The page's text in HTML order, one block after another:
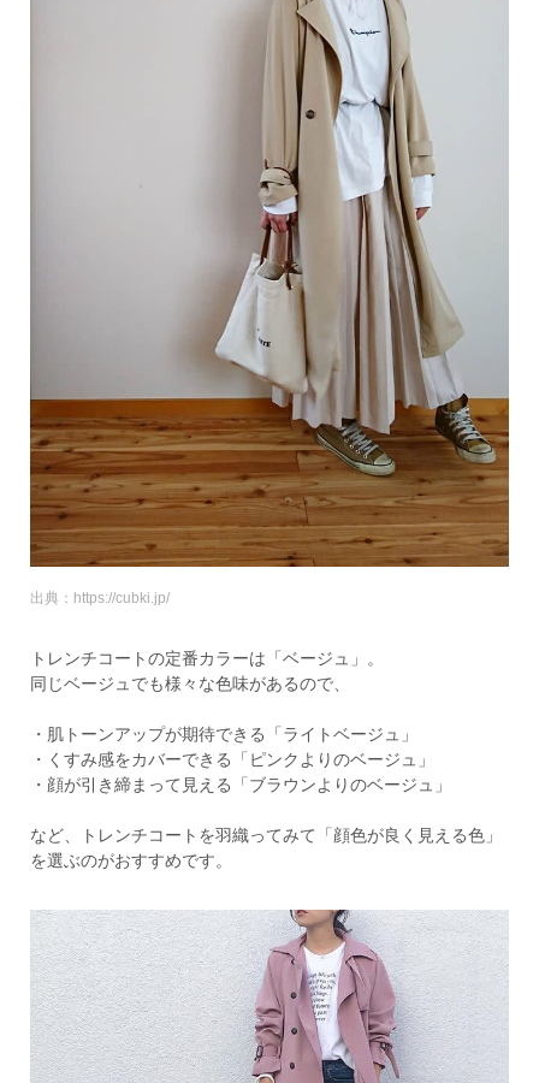
出典：https://cubki.jp/
トレンチコートの定番カラーは「ベージュ」。
同じベージュでも様々な色味があるので、
・肌トーンアップが期待できる「ライトベージュ」
・くすみ感をカバーできる「ピンクよりのベージュ」
・顔が引き締まって見える「ブラウンよりのベージュ」
など、トレンチコートを羽織ってみて「顔色が良く見える色」
を選ぶのがおすすめです。